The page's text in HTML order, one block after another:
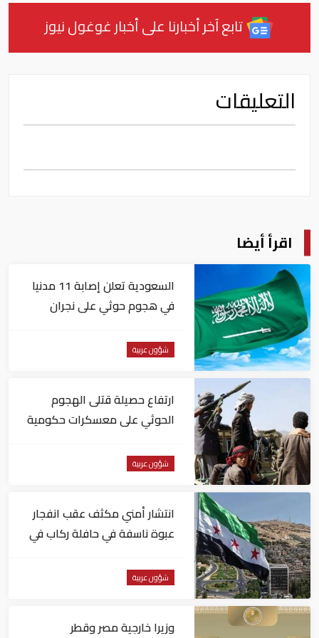
تابع آخر أخبارنا على أخبار غوغول نيوز
التعليقات
اقرأ أيضا
السعودية تعلن إصابة 11 مدنيا
في هجوم حوثي على نجران
شؤون عربية
ارتفاع حصيلة قتلى الهجوم
الحوثي على معسكرات حكومية
شؤون عربية
انتشار أمني مكثف عقب انفجار
عبوة ناسفة في حافلة ركاب في
شؤون عربية
وزيرا خارجية مصر وقطر